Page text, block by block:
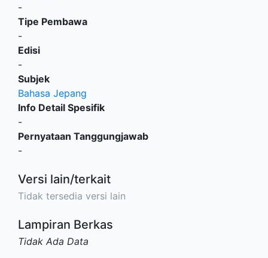
-
Tipe Pembawa
-
Edisi
-
Subjek
Bahasa Jepang
Info Detail Spesifik
-
Pernyataan Tanggungjawab
-
Versi lain/terkait
Tidak tersedia versi lain
Lampiran Berkas
Tidak Ada Data